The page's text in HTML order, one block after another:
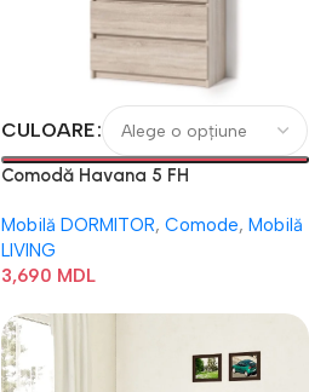
CULOARE
Comodă Havana 5 FH
Mobilă DORMITOR, Comode, Mobilă
LIVING
3,690 MDL